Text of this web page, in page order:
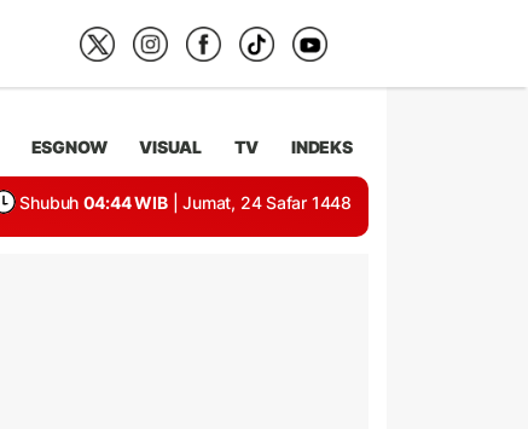
ESGNOW VISUAL TV INDEKS
Shubuh 04:44 WIB | Jumat, 24 Safar 1448